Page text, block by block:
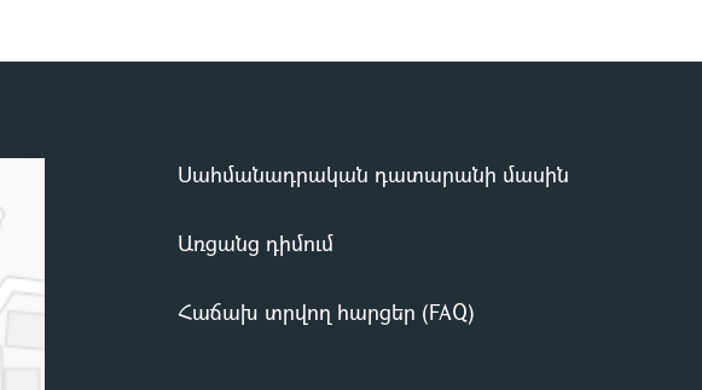
Սահմանադրական դատարանի մասին
Առցանց դիմում
Հաճախ տրվող հարցեր (FAQ)